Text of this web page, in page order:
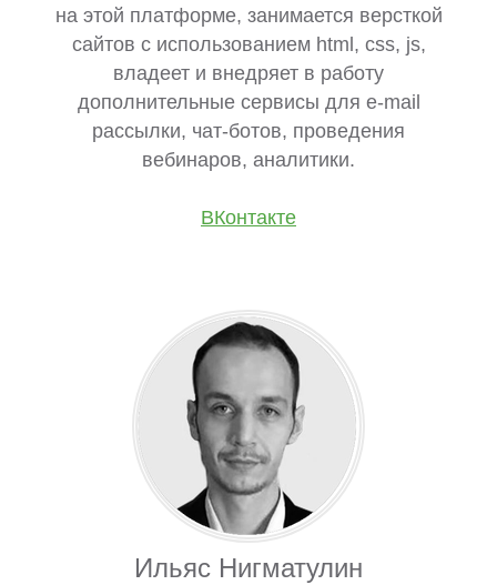
на этой платформе, занимается версткой
сайтов с использованием html, css, js,
владеет и внедряет в работу
дополнительные сервисы для e-mail
рассылки, чат-ботов, проведения
вебинаров, аналитики.
ВКонтакте
Ильяс Нигматулин